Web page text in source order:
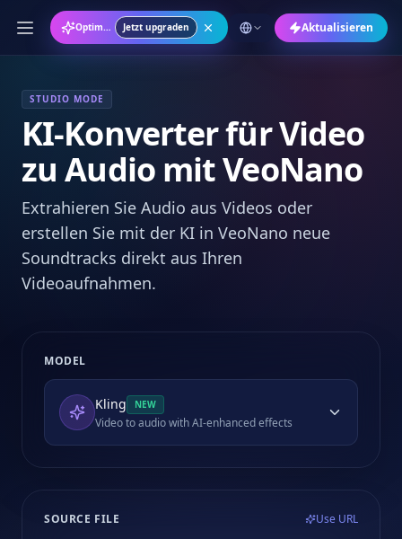
Optimieren Sie Ihren VeoNano Arbeitsplatz Jetzt upgraden Aktualisieren
STUDIO MODE
KI-Konverter für Video
zu Audio mit VeoNano
Extrahieren Sie Audio aus Videos oder
erstellen Sie mit der KI in VeoNano neue
Soundtracks direkt aus Ihren
Videoaufnahmen.
MODEL
Kling NEW
Video to audio with AI-enhanced effects
SOURCE FILE Use URL